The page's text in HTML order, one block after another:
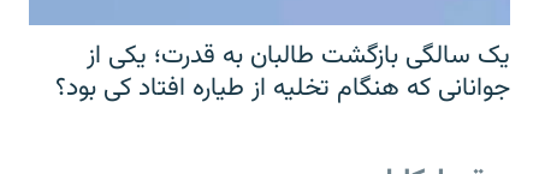
یک سالگی بازگشت طالبان به قدرت؛ یکی از
جوانانی که هنگام تخلیه از طیاره افتاد کی بود؟